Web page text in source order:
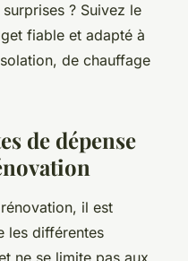
? Suivez le
fiable et adapté à
de chauffage
de dépense
il est
les différentes